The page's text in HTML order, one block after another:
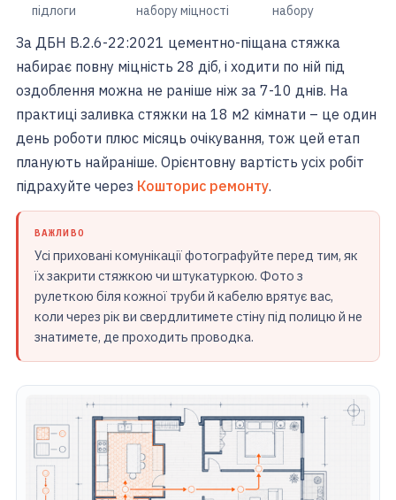
підлоги
набору міцності
набору
За ДБН В.2.6-22:2021 цементно-піщана стяжка
набирає повну міцність 28 діб, і ходити по ній під
оздоблення можна не раніше ніж за 7-10 днів. На
практиці заливка стяжки на 18 м2 кімнати – це один
день роботи плюс місяць очікування, тож цей етап
планують найраніше. Орієнтовну вартість усіх робіт
підрахуйте через Кошторис ремонту.
ВАЖЛИВО
Усі приховані комунікації фотографуйте перед тим, як
їх закрити стяжкою чи штукатуркою. Фото з
рулеткою біля кожної труби й кабелю врятує вас,
коли через рік ви свердлитимете стіну під полицю й не
знатимете, де проходить проводка.